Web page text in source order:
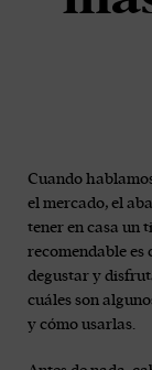
Cuando
el mercado, el
tener en casa un
recomendable es
degustar y
cuáles son
y cómo usarlas.